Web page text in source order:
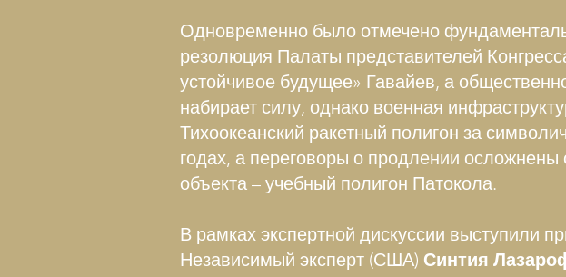
Одновременно было отмечено
резолюция Палаты представителей
устойчивое будущее» Гавайев, а
набирает силу, однако военная
Тихоокеанский ракетный полигон за
годах, а переговоры о продлении осложнены
объекта – учебный полигон Патокола.
В рамках экспертной дискуссии выступили
Независимый эксперт (США) Синтия